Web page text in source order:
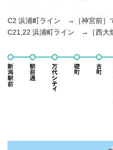
C2 浜浦町ライン →［神宮前］
C21,22 浜浦町ライン →［西大